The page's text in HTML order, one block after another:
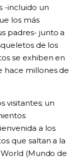
-incluido un
los más
padres- junto a
de los
se exhiben en
hace millones de
visitantes; un
a los
que saltan a la
(Mundo de